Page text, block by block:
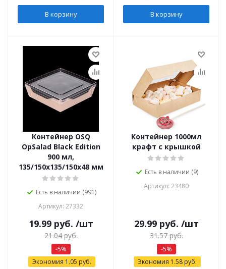
В корзину В корзину
Контейнер OSQ
OpSalad Black Edition
900 мл,
135/150x135/150x48 мм
Есть в наличии (991)
Артикул: 27332
19.99руб. /шт
21.04руб.
-5%
Экономия 1.05 руб.
Контейнер 1000мл
крафт с крышкой
Есть в наличии (9)
Артикул: 23480
29.99руб. /шт
31.57руб.
-5%
Экономия 1.58руб.